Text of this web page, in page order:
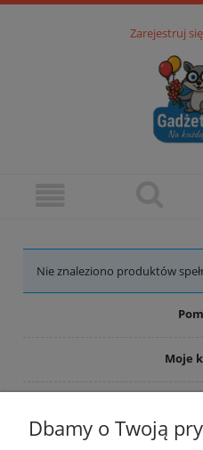
Zarejestruj się
Nie znaleziono produktów
Moje
Dbamy o Twoją